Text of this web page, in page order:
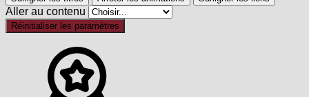
Aller au contenu
Réinitialiser les paramètres